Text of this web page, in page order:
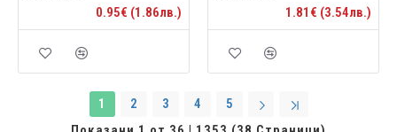
0.95€ (1.86лв.) 1.81€ (3.54лв.)
1 2 3 4
5